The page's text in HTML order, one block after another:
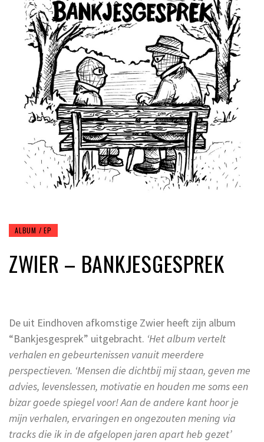
ALBUM / EP
ZWIER – BANKJESGESPREK
De uit Eindhoven afkomstige Zwier heeft zijn album
“Bankjesgesprek” uitgebracht. ‘Het album vertelt
verhalen en gebeurtenissen vanuit meerdere
perspectieven. ‘Mensen die dichtbij mij staan, geven me
advies, levenslessen, motivatie en houden me soms een
bizar goede spiegel voor! Aan de andere kant hoor je
mijn verhalen, ervaringen en ongezouten mening via
tracks die ik in de afgelopen jaren apart heb gezet’